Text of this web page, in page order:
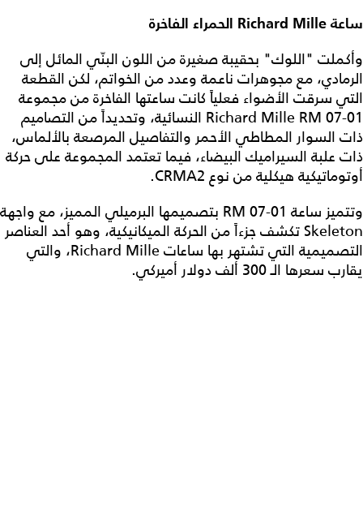
ساعة Richard Mille الحمراء الفاخرة
وأكملت "اللوك" بحقيبة صغيرة من اللون البنّي المائل إلى
الرمادي، مع مجوهرات ناعمة وعدد من الخواتم، لكن القطعة
التي سرقت الأضواء فعلياً كانت ساعتها الفاخرة من مجموعة
Richard Mille RM 07-01 النسائية، وتحديداً من التصاميم
ذات السوار المطاطي الأحمر والتفاصيل المرصعة بالألماس،
ذات علبة السيراميك البيضاء، فيما تعتمد المجموعة على حركة
أوتوماتيكية هيكلية من نوع CRMA2.
وتتميز ساعة RM 07-01 بتصميمها البرميلي المميز، مع واجهة
Skeleton تكشف جزءاً من الحركة الميكانيكية، وهو أحد العناصر
التصميمية التي تشتهر بها ساعات Richard Mille، والتي
يقارب سعرها الـ 300 ألف دولار أميركي.